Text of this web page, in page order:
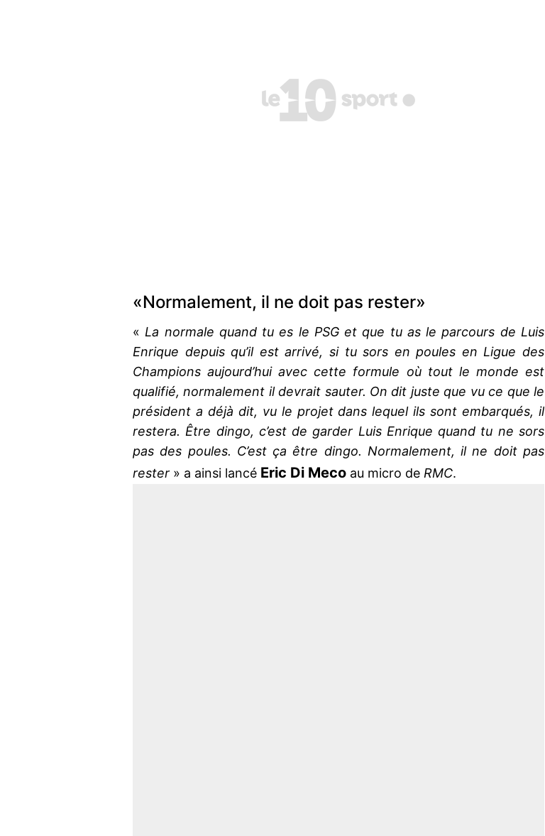
«Normalement, il ne doit pas rester»
«La normale quand tu es le PSG et que tu as le parcours de Luis
Enrique depuis qu’il est arrivé, si tu sors en poules en Ligue des
Champions aujourd’hui avec cette formule où tout le monde est
qualifié, normalement il devrait sauter. On dit juste que vu ce que le
président a déjà dit, vu le projet dans lequel ils sont embarqués, il
restera. Être dingo, c’est de garder Luis Enrique quand tu ne sors
pas des poules. C’est ça être dingo. Normalement, il ne doit pas
rester » a ainsi lancé Eric Di Meco au micro de RMC.